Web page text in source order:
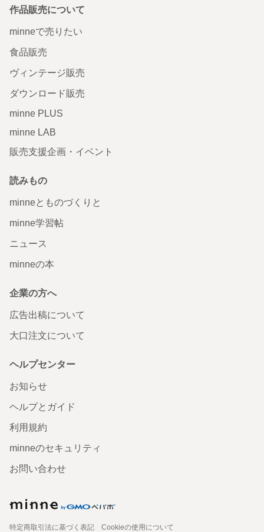
作品販売について
minneで売りたい
食品販売
ヴィンテージ販売
ダウンロード販売
minne PLUS
minne LAB
販売支援企画・イベント
読みもの
minneとものづくりと
minne学習帖
ニュース
minneの本
企業の方へ
広告出稿について
大口注文について
ヘルプセンター
お知らせ
ヘルプとガイド
利用規約
minneのセキュリティ
お問い合わせ
特定商取引法に基づく表記
Cookieの使用について